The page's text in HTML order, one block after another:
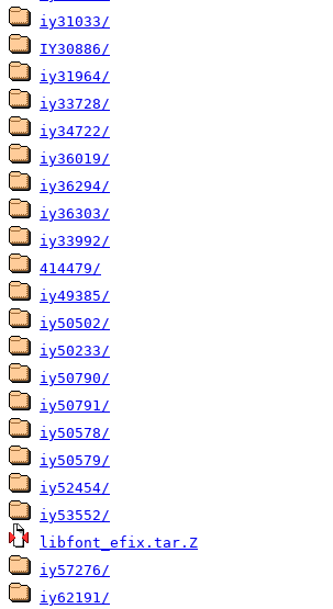
iy31033/
IY30886/
iy31964/
iy33728/
iy34722/
iy36019/
iy36294/
iy36303/
iy33992/
414479/
iy49385/
iy50502/
iy50233/
iy50790/
iy50791/
iy50578/
iy50579/
iy52454/
iy53552/
libfont_efix.tar.Z
iy57276/
iy62191/